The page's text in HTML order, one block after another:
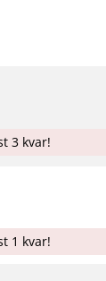
3 kvar!
1 kvar!